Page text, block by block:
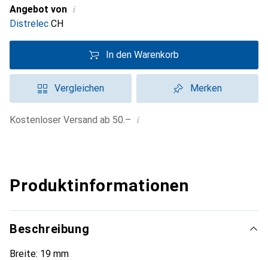
Angebot von i
Distrelec CH
In den Warenkorb
Vergleichen Merken
Kostenloser Versand ab 50.– i
Produktinformationen
Beschreibung
Breite: 19 mm